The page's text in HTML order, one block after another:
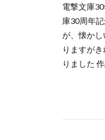
電撃文庫
庫30周年
が、懐か
りますが
りました